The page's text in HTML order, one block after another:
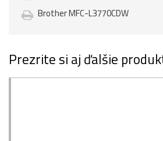
Brother MFC-L3770CDW
Prezrite si aj ďalšie